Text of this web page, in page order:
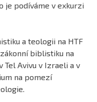
je podíváme v exkurzi
a teologii na HTF
biblistiku na
Tel Avivu v Izraeli a v
na pomezí